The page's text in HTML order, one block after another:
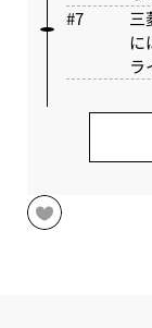
三
に
ラ